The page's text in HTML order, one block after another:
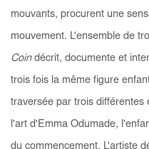
mouvants, procurent une
mouvement. L'ensemble de
Coindécrit, documente et
trois fois la même figure
traversée par trois différentes
l'art d'Emma Odumade,
du commencement. L'artiste